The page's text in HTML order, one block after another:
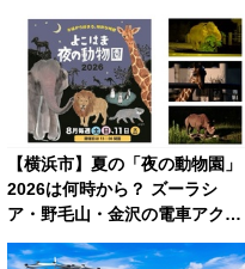
【横浜市】夏の「夜の動物園」
2026は何時から？ ズーラシ
ア・野毛山・金沢の電車アクセ
スや見どころ、限定イベントを
徹底解説！